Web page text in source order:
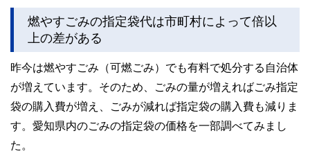
燃やすごみの指定袋代は市町村によって倍以
上の差がある
昨今は燃やすごみ（可燃ごみ）でも有料で処分する自治体
が増えています。そのため、ごみの量が増えればごみ指定
袋の購入費が増え、ごみが減れば指定袋の購入費も減りま
す。愛知県内のごみの指定袋の価格を一部調べてみまし
た。